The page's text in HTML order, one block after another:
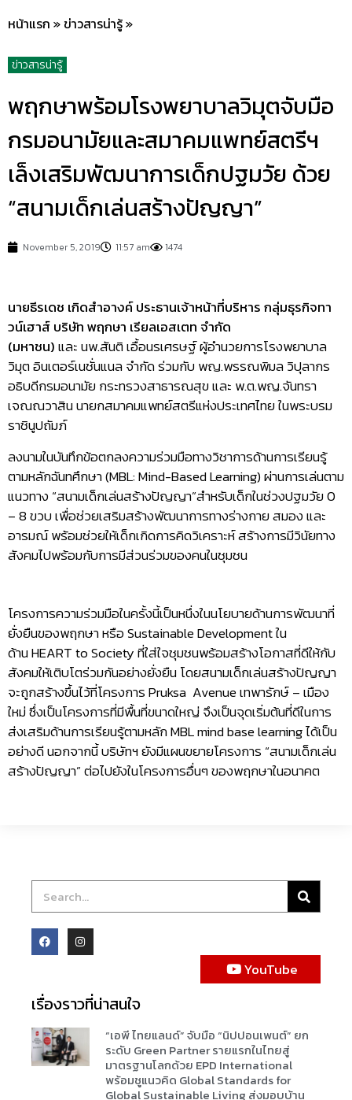
หน้าแรก »ข่าวสารน่ารู้»
ข่าวสารน่ารู้
พฤกษาพร้อมโรงพยาบาลวิมุตจับมือ
กรมอนามัยและสมาคมแพทย์สตรีฯ
เล็งเสริมพัฒนาการเด็กปฐมวัย ด้วย
“สนามเด็กเล่นสร้างปัญญา”
November 5, 2019 11:57 am 1474
นายธีรเดช เกิดสำอางค์ ประธานเจ้าหน้าที่บริหาร กลุ่มธุรกิจทา
วน์เฮาส์ บริษัท พฤกษา เรียลเอสเตท จำกัด
(มหาชน)และ นพ.สันติ เอื้อนรเศรษฐ์ ผู้อำนวยการโรงพยาบาล
วิมุต อินเตอร์เนชั่นแนล จำกัดร่วมกับ พญ.พรรณพิมล วิปุลากร
อธิบดีกรมอนามัย กระทรวงสาธารณสุข และ พ.ต.พญ.จันทรา
เจณณวาสิน นายกสมาคมแพทย์สตรีแห่งประเทศไทย ในพระบรม
ราชินูปถัมภ์
ลงนามในบันทึกข้อตกลงความร่วมมือทางวิชาการด้านการเรียนรู้
ตามหลักฉันทศึกษา (MBL: Mind-Based Learning) ผ่านการเล่นตาม
แนวทาง “สนามเด็กเล่นสร้างปัญญา”สำหรับเด็กในช่วงปฐมวัย 0
– 8 ขวบ เพื่อช่วยเสริมสร้างพัฒนาการทางร่างกาย สมอง และ
อารมณ์ พร้อมช่วยให้เด็กเกิดการคิดวิเคราะห์ สร้างการมีวินัยทาง
สังคมไปพร้อมกับการมีส่วนร่วมของคนในชุมชน
โครงการความร่วมมือในครั้งนี้เป็นหนึ่งในนโยบายด้านการพัฒนาที่
ยั่งยืนของพฤกษา หรือ Sustainable Development ใน
ด้าน HEART to Society ที่ใส่ใจชุมชนพร้อมสร้างโอกาสที่ดีให้กับ
สังคมให้เติบโตร่วมกันอย่างยั่งยืน โดยสนามเด็กเล่นสร้างปัญญา
จะถูกสร้างขึ้นไว้ที่โครงการ Pruksa Avenue เทพารักษ์ – เมือง
ใหม่ ซึ่งเป็นโครงการที่มีพื้นที่ขนาดใหญ่ จึงเป็นจุดเริ่มต้นที่ดีในการ
ส่งเสริมด้านการเรียนรู้ตามหลัก MBL mind base learning ได้เป็น
อย่างดี นอกจากนี้ บริษัทฯ ยังมีแผนขยายโครงการ “สนามเด็กเล่น
สร้างปัญญา” ต่อไปยังในโครงการอื่นๆ ของพฤกษาในอนาคต
YouTube
เรื่องราวที่น่าสนใจ
“เอพี ไทยแลนด์” จับมือ “นิปปอนเพนต์” ยก
ระดับ Green Partner รายแรกในไทยสู่
มาตรฐานโลกด้วย EPD International
พร้อมชูแนวคิด Global Standards for
Global Sustainable Living ส่งมอบบ้าน